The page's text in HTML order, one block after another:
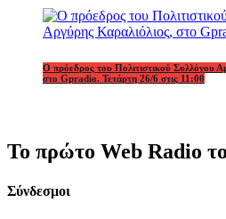
Ο πρόεδρος του Πολιτιστικού Συλλόγου
στο Gpradio. Τετάρτη 26/6 στις 11:00
Το πρώτο Web Radio
Σύνδεσμοι